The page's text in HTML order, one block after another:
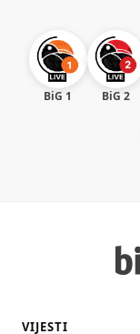
BiG 1 BiG 2
VIJESTI